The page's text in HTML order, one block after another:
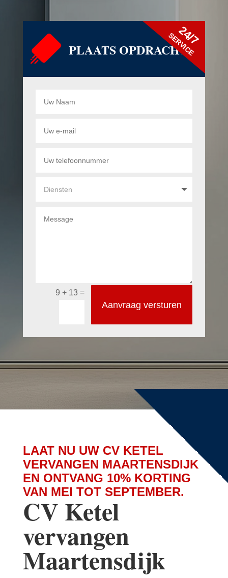
PLAATS OPDRACHT
24/7
SERVICE
9 + 13 =
Aanvraag versturen
LAAT NU UW CV KETEL
VERVANGEN MAARTENSDIJK
EN ONTVANG 10% KORTING
VAN MEI TOT SEPTEMBER.
CV Ketel
vervangen
Maartensdijk